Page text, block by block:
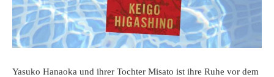
Yasuko Hanaoka und ihrer Tochter Misato ist ihre Ruhe vor dem